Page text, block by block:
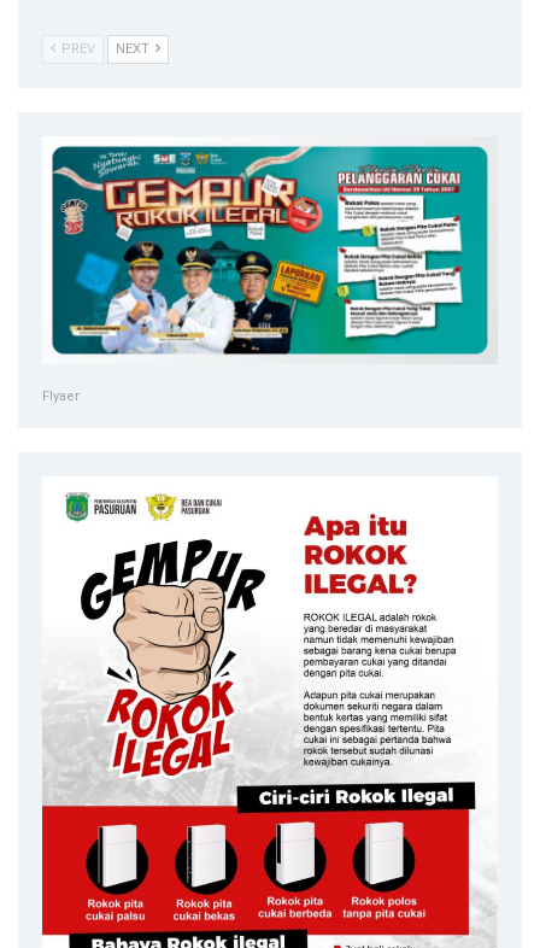
PREV NEXT
Flyaer